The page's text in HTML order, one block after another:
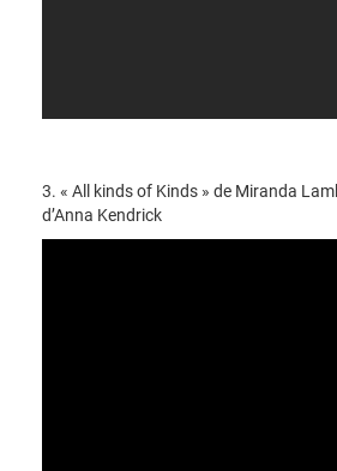
3. « All kinds of Kinds » de Miranda
d’Anna Kendrick